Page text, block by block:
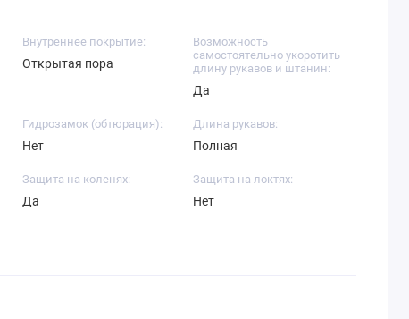
Внутреннее покрытие:
Открытая пора
Возможность
самостоятельно укоротить
длину рукавов и штанин:
Да
Гидрозамок (обтюрация):
Нет
Длина рукавов:
Полная
Защита на коленях:
Да
Защита на локтях:
Нет